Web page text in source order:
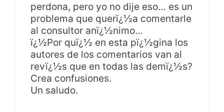
perdona, pero yo no dije eso… es un
problema que querï¿½a comentarle
al consultor anï¿½nimo…
ï¿½Por quï¿½ en esta pï¿½gina los
autores de los comentarios van al
revï¿½s que en todas las demï¿½s?
Crea confusiones.
Un saludo.